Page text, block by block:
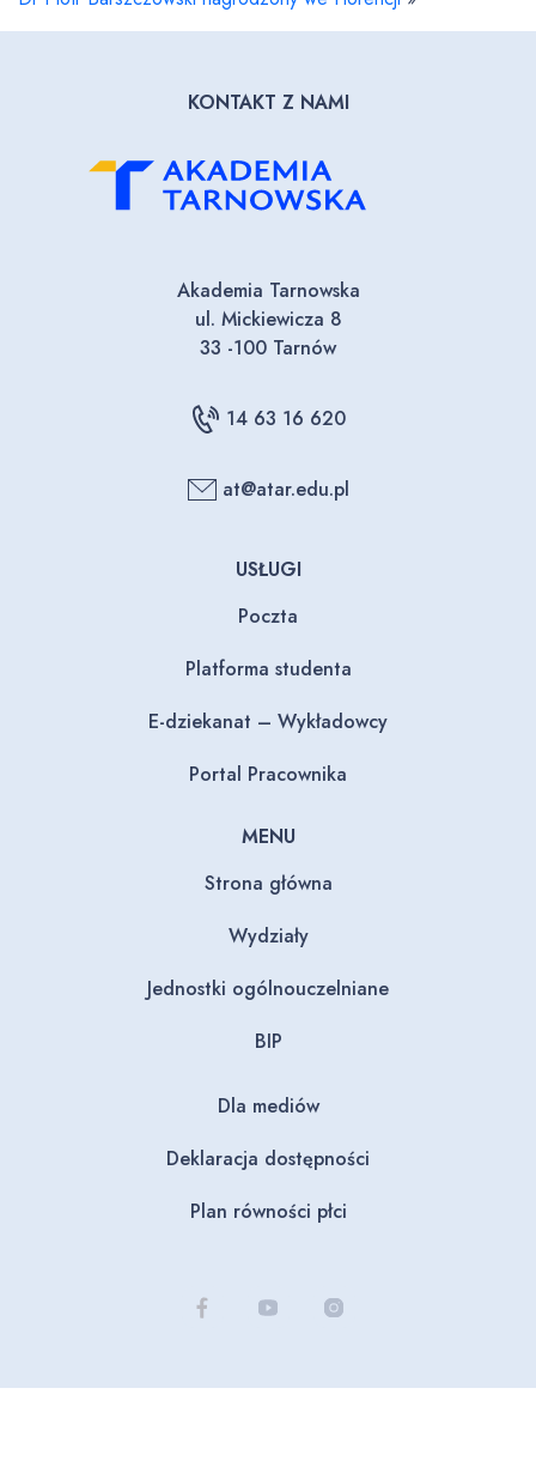
KONTAKT Z NAMI
Akademia Tarnowska
ul. Mickiewicza 8
33 -100 Tarnów
14 63 16 620
at@atar.edu.pl
USŁUGI
Poczta
Platforma studenta
E-dziekanat – Wykładowcy
Portal Pracownika
MENU
Strona główna
Wydziały
Jednostki ogólnouczelniane
BIP
Dla mediów
Deklaracja dostępności
Plan równości płci